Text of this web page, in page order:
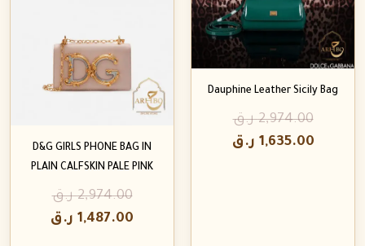
Dauphine Leather Sicily Bag
2,974.00 ر.ق
1,635.00 ر.ق
D&G GIRLS PHONE BAG IN
PLAIN CALFSKIN PALE PINK
2,974.00 ر.ق
1,487.00 ر.ق